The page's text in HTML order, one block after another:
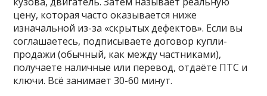
цену, которая часто оказывается ниже
изначальной из-за «скрытых дефектов». Если вы
соглашаетесь, подписываете договор купли-
продажи (обычный, как между частниками),
получаете наличные или перевод, отдаёте ПТС и
ключи. Всё занимает 30-60 минут.